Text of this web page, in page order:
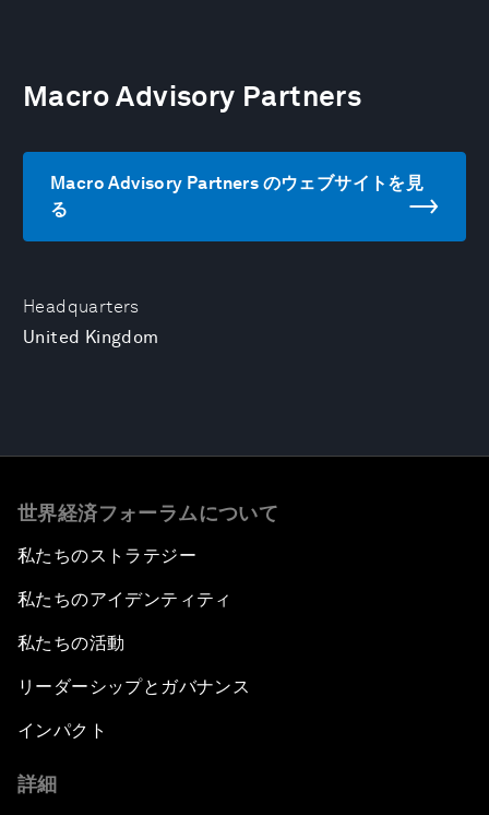
Headquarters
United Kingdom
Macro Advisory Partners
Macro Advisory Partners のウェブサイトを見
る
世界経済フォーラムについて
私たちのストラテジー
私たちのアイデンティティ
私たちの活動
リーダーシップとガバナンス
インパクト
詳細